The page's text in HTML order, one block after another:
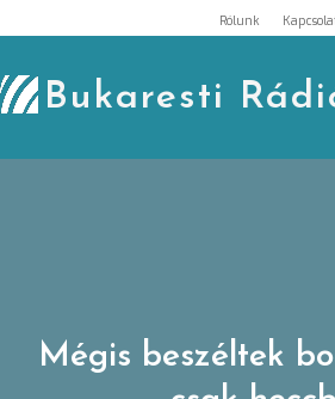
to
content
Rólunk
Bukaresti
Mégis beszéltek